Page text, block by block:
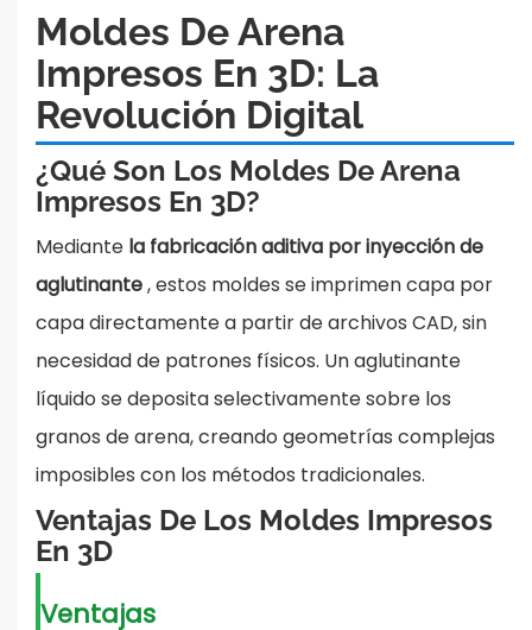
Moldes De Arena
Impresos En 3D: La
Revolución Digital
¿Qué Son Los Moldes De Arena
Impresos En 3D?
Mediante la fabricación aditiva por inyección de
aglutinante, estos moldes se imprimen capa por
capa directamente a partir de archivos CAD, sin
necesidad de patrones físicos. Un aglutinante
líquido se deposita selectivamente sobre los
granos de arena, creando geometrías complejas
imposibles con los métodos tradicionales.
Ventajas De Los Moldes Impresos
En 3D
Ventajas